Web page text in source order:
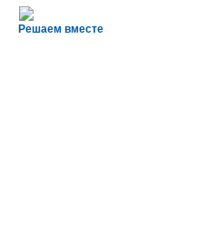
Решаем вместе